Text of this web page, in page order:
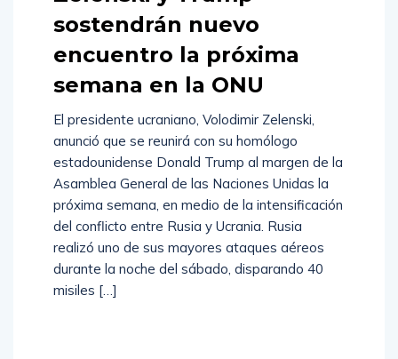
sostendrán nuevo
encuentro la próxima
semana en la ONU
El presidente ucraniano, Volodimir Zelenski,
anunció que se reunirá con su homólogo
estadounidense Donald Trump al margen de la
Asamblea General de las Naciones Unidas la
próxima semana, en medio de la intensificación
del conflicto entre Rusia y Ucrania. Rusia
realizó uno de sus mayores ataques aéreos
durante la noche del sábado, disparando 40
misiles […]